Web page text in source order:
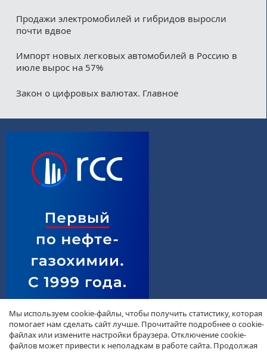
Продажи электромобилей и гибридов выросли
почти вдвое
Импорт новых легковых автомобилей в Россию в
июле вырос на 57%
Закон о цифровых валютах. Главное
Мы используем cookie-файлы, чтобы получить статистику, которая
помогает нам сделать сайт лучше. Прочитайте подробнее о cookie-
файлах или измените настройки браузера. Отключение cookie-
файлов может привести к неполадкам в работе сайта. Продолжая